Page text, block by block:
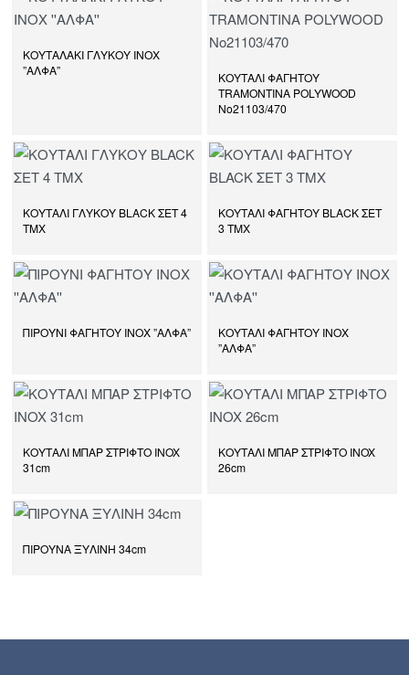
ΚΟΥΤΑΛΑΚΙ ΓΛΥΚΟΥ ΙΝΟΧ
”ΑΛΦΑ”
ΚΟΥΤΑΛΙ ΦΑΓΗΤΟΥ
TRAMONTINA POLYWOOD
Νο21103/470
ΚΟΥΤΑΛΙ ΓΛΥΚΟΥ BLACK ΣΕΤ 4
TMX
ΚΟΥΤΑΛΙ ΦΑΓΗΤΟΥ BLACK ΣΕΤ
3 TMX
ΠΙΡΟΥΝΙ ΦΑΓΗΤΟΥ ΙΝΟΧ ”ΑΛΦΑ”
ΚΟΥΤΑΛΙ ΦΑΓΗΤΟΥ ΙΝΟΧ
”ΑΛΦΑ”
ΚΟΥΤΑΛΙ ΜΠΑΡ ΣΤΡΙΦΤΟ INOX
31cm
ΚΟΥΤΑΛΙ ΜΠΑΡ ΣΤΡΙΦΤΟ INOX
26cm
ΠΙΡΟΥΝΑ ΞΥΛΙΝΗ 34cm